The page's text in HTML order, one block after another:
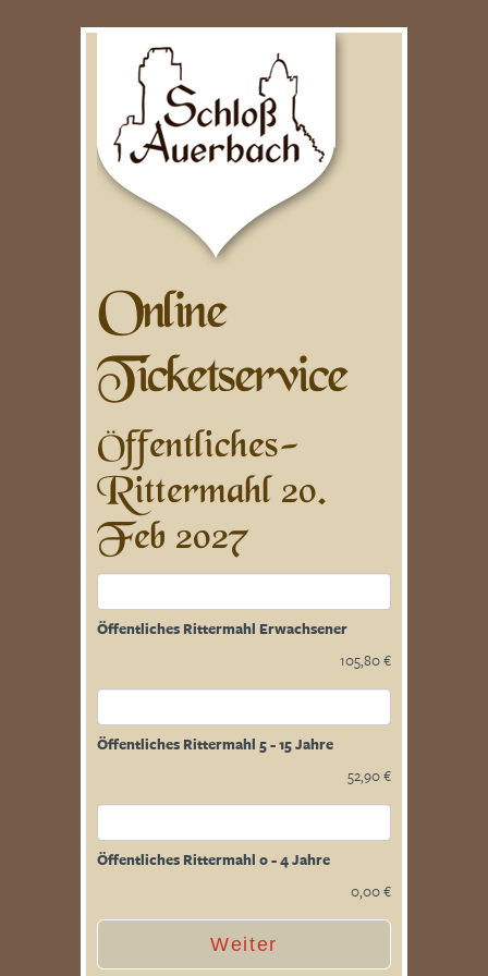
Online
Ticketservice
Öffentliches-
Rittermahl 20.
Feb 2027
Öffentliches Rittermahl Erwachsener
105,80 €
Öffentliches Rittermahl 5 - 15 Jahre
52,90 €
Öffentliches Rittermahl 0 - 4 Jahre
0,00 €
Weiter